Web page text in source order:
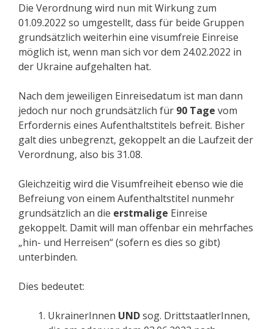
Die Verordnung wird nun mit Wirkung zum
01.09.2022 so umgestellt, dass für beide Gruppen
grundsätzlich weiterhin eine visumfreie Einreise
möglich ist, wenn man sich vor dem 24.02.2022 in
der Ukraine aufgehalten hat.
Nach dem jeweiligen Einreisedatum ist man dann
jedoch nur noch grundsätzlich für 90 Tage vom
Erfordernis eines Aufenthaltstitels befreit. Bisher
galt dies unbegrenzt, gekoppelt an die Laufzeit der
Verordnung, also bis 31.08.
Gleichzeitig wird die Visumfreiheit ebenso wie die
Befreiung von einem Aufenthaltstitel nunmehr
grundsätzlich an die erstmalige Einreise
gekoppelt. Damit will man offenbar ein mehrfaches
„hin- und Herreisen“ (sofern es dies so gibt)
unterbinden.
Dies bedeutet:
UkrainerInnen UNDsog. DrittstaatlerInnen,